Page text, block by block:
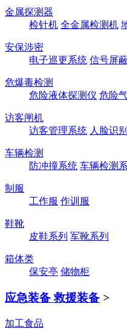
金属探测器
检针机 全金属检测机
安保涉密
电子巡更系统 信号屏
危爆毒检测
危险液体探测仪 危险
访客闸机
访客管理系统 人脸识
车辆检测
防冲撞系统 车辆检测
制服
工作服 作训服
鞋靴
皮鞋系列 军靴系列
箱体类
保安亭 储物柜
应急装备 救援装备 >
加工食品